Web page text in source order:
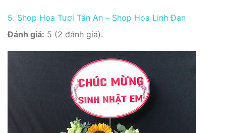
5. Shop Hoa Tươi Tân An – Shop Hoa Linh Đan
Đánh giá: 5 (2 đánh giá).